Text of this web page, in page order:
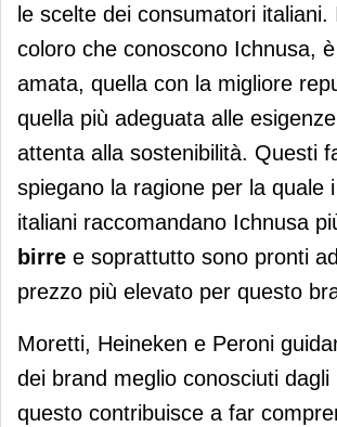
le scelte dei consumatori
coloro che conoscono Ichnusa,
amata, quella con la migliore
quella più adeguata alle
attenta alla sostenibilità. Questi
spiegano la ragione per la quale
italiani raccomandano Ichnusa
birre e soprattutto sono pronti
prezzo più elevato per questo
Moretti, Heineken e Peroni
dei brand meglio conosciuti dagli
questo contribuisce a far